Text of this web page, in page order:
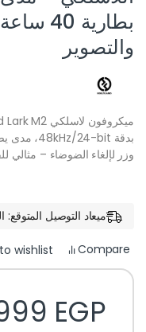
والتصوير
وزر لإلغاء الضوضاء – مثالي
ميعاد التوصيل المتوقع: الخميس 6. أغسطس -
Compare
wishlist
EGP